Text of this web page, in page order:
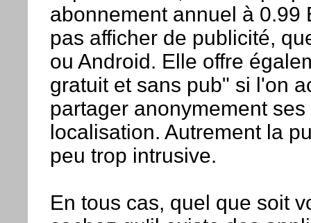
abonnement annuel à 0.99
pas afficher de publicité,
ou Android. Elle offre
gratuit et sans pub" si l'on
partager anonymement
localisation. Autrement la
peu trop intrusive.
En tous cas, quel que soit